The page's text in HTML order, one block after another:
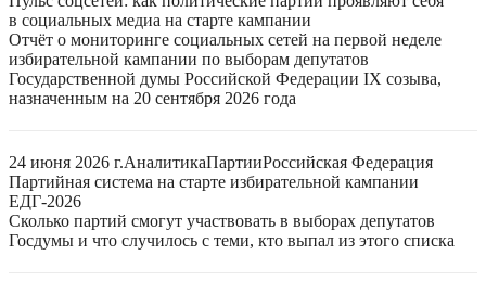
в социальных медиа на старте кампании
Отчёт о мониторинге социальных сетей на первой неделе
избирательной кампании по выборам депутатов
Государственной думы Российской Федерации IX созыва,
назначенным на 20 сентября 2026 года
24 июня 2026 г.АналитикаПартииРоссийская Федерация
Партийная система на старте избирательной кампании
ЕДГ-2026
Сколько партий смогут участвовать в выборах депутатов
Госдумы и что случилось с теми, кто выпал из этого списка